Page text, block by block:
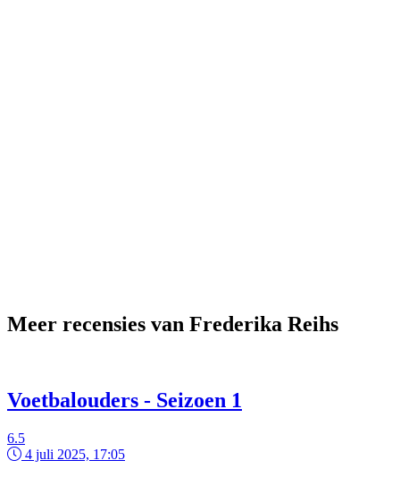
Meer recensies van Frederika Reihs
Voetbalouders - Seizoen 1
6.5
4 juli 2025, 17:05